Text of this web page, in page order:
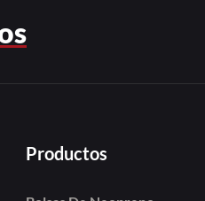
Productos